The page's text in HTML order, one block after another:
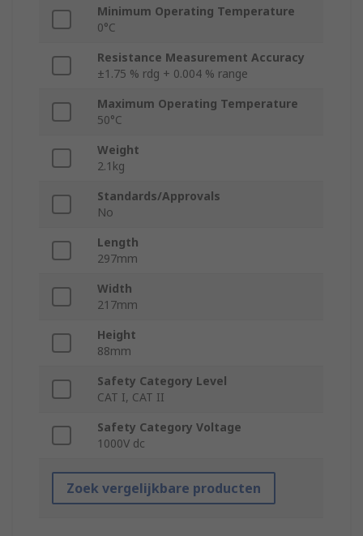
Minimum Operating Temperature
0°C
Resistance Measurement Accuracy
±1.75 % rdg + 0.004 % range
Maximum Operating Temperature
50°C
Weight
2.1kg
Standards/Approvals
No
Length
297mm
Width
217mm
Height
88mm
Safety Category Level
CAT I, CAT II
Safety Category Voltage
1000V dc
Zoek vergelijkbare producten